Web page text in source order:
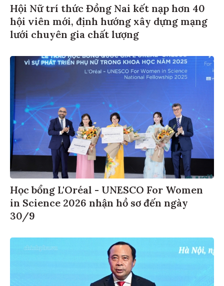
Hội Nữ trí thức Đồng Nai kết nạp hơn 40
hội viên mới, định hướng xây dựng mạng
lưới chuyên gia chất lượng
Học bổng L'Oréal - UNESCO For Women
in Science 2026 nhận hồ sơ đến ngày
30/9